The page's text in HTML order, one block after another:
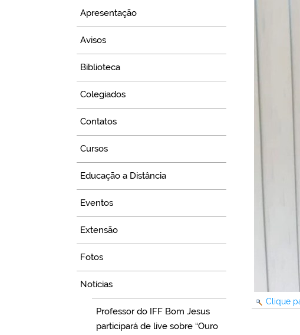
Apresentação
Avisos
Biblioteca
Colegiados
Contatos
Cursos
Educação a Distância
Eventos
Extensão
Fotos
Notícias
Professor do IFF Bom Jesus
participará de live sobre “Ouro
Clique